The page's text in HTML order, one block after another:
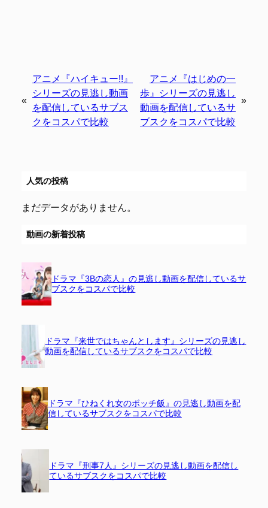
«
アニメ『ハイキュー!!』
シリーズの見逃し動画
を配信しているサブス
クをコスパで比較
アニメ『はじめの一
歩』シリーズの見逃し
動画を配信しているサ
ブスクをコスパで比較
»
人気の投稿
まだデータがありません。
動画の新着投稿
ドラマ『3Bの恋人』の見逃し動画を配信しているサ
ブスクをコスパで比較
ドラマ『来世ではちゃんとします』シリーズの見逃し
動画を配信しているサブスクをコスパで比較
ドラマ『ひねくれ女のボッチ飯』の見逃し動画を配
信しているサブスクをコスパで比較
ドラマ『刑事7人』シリーズの見逃し動画を配信し
ているサブスクをコスパで比較